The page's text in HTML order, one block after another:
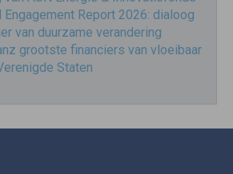
Engagement Report 2026: dialoog
van duurzame verandering
grootste financiers van vloeibaar
Staten